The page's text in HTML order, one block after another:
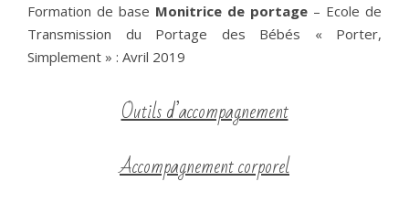
Formation de base Monitrice de portage – Ecole de
Transmission du Portage des Bébés « Porter,
Simplement » : Avril 2019
Outils d’accompagnement
Accompagnement corporel